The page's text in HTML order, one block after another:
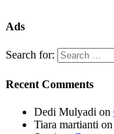
Ads
Search for:
Recent Comments
Dedi Mulyadi on
Tiara martianti on